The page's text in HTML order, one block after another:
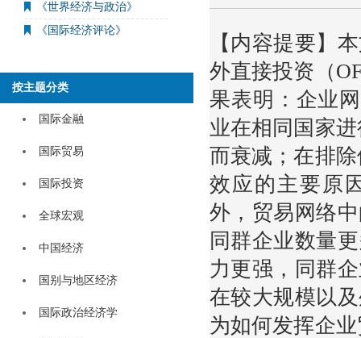
《世界经济与政治》
《国际经济评论》
按主题分类
国际金融
国际贸易
国际投资
全球宏观
中国经济
国别与地区经济
国际政治经济学
【内容提要】
外直接投资（
果表明：企业
业在相同国家
而衰减；在排
效应的主要原
外，贸易网络
同群企业数量
力更强，同群
在较大规模以
为如何发挥企